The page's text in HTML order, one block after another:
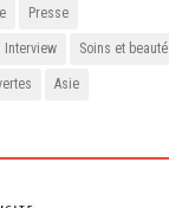
Presse
Interview Soins et beauté
Asie